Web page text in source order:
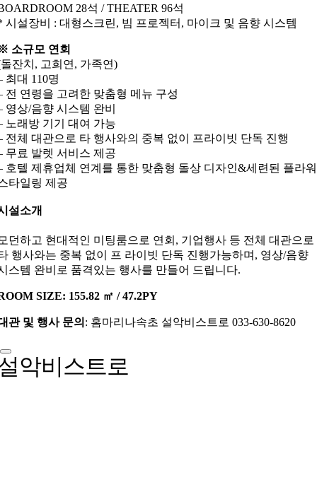
28석 / THEATER 96석
시설장비 : 대형스크린, 빔 프로젝터, 마이크 및 음향 시스템
소규모 연회
잔치, 고희연, 가족연)
최대 110명
전 연령을 고려한 맞춤형 메뉴 구성
영상/음향 시스템 완비
노래방 기기 대여 가능
전체 대관으로 타 행사와의 중복 없이 프라이빗 단독 진행
무료 발렛 서비스 제공
호텔 제휴업체 연계를 통한 맞춤형 돌상 디자인&세련된 플라워
타일링 제공
설소개
던하고 현대적인 미팅룸으로 연회, 기업행사 등 전체 대관으로
행사와는 중복 없이 프 라이빗 단독 진행가능하며, 영상/음향
스템 완비로 품격있는 행사를 만들어 드립니다.
SIZE: 155.82 ㎡ / 47.2PY
관 및 행사 문의 : 홈마리나속초 설악비스트로 033-630-8620
악비스트로